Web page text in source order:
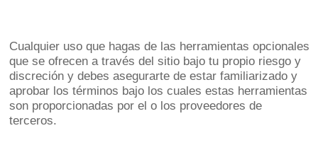
Cualquier uso que hagas de las herramientas opcionales
que se ofrecen a través del sitio bajo tu propio riesgo y
discreción y debes asegurarte de estar familiarizado y
aprobar los términos bajo los cuales estas herramientas
son proporcionadas por el o los proveedores de
terceros.